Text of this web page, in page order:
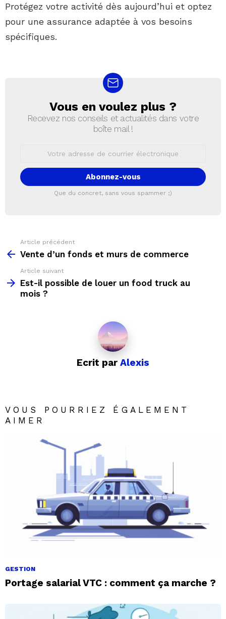
Protégez votre activité dès aujourd’hui et optez
pour une assurance adaptée à vos besoins
spécifiques.
NEWSLETTER
Vous en voulez plus ?
Recevez nos conseils et actualités dans votre
boîte mail !
électronique:
Que du concret, sans vous spammer ;)
more
Article précédent
Vente d’un fonds et murs de commerce
Article suivant
Est-il possible de louer un food truck au
mois ?
Ecrit par Alexis
VOUS POURRIEZ ÉGALEMENT
AIMER
GESTION
Portage salarial VTC : comment ça marche ?